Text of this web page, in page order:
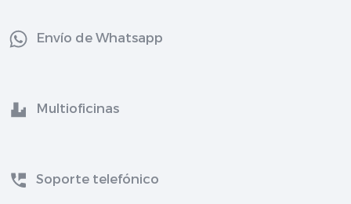
Envío de Whatsapp
Multioficinas
Soporte telefónico